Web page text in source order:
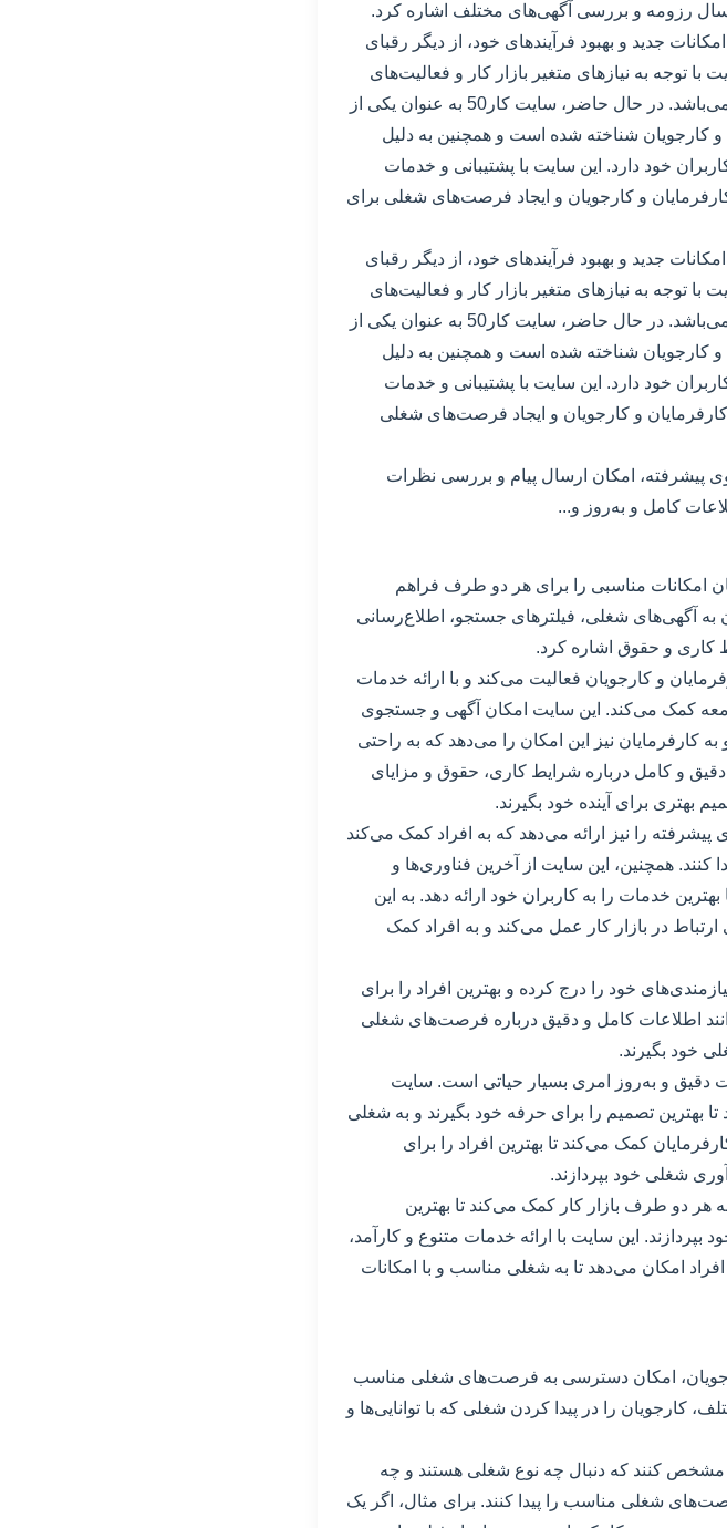
رزومه و بررسی آگهی‌های مختلف اشاره کرد.
جدید و بهبود فرآیندهای خود، از دیگر رقبای
با توجه به نیازهای متغیر بازار کار و فعالیت‌های
متنوع کاربران، همواره در حال بهبود و توسعه خدمات خود می‌باشد. در حال حاضر، سایت کار50 به عنوان یکی از
و کارجویان شناخته شده است و همچنین به دلیل
خود دارد. این سایت با پشتیبانی و خدمات
و کارجویان و ایجاد فرصت‌های شغلی برای
اضافه کردن امکانات جدید و بهبود فرآیندهای خود، از دیگر رقبای
با توجه به نیازهای متغیر بازار کار و فعالیت‌های
متنوع کاربران، همواره در حال بهبود و توسعه خدمات خود می‌باشد. در حال حاضر، سایت کار50 به عنوان یکی از
و کارجویان شناخته شده است و همچنین به دلیل
خود دارد. این سایت با پشتیبانی و خدمات
و کارجویان و ایجاد فرصت‌های شغلی
جستجوی پیشرفته، امکان ارسال پیام و بررسی نظرات
کامل و به‌روز و...
امکانات مناسبی را برای هر دو طرف فراهم
آگهی‌های شغلی، فیلترهای جستجو، اطلاع‌رسانی
کاری و حقوق اشاره کرد.
کارفرمایان و کارجویان فعالیت می‌کند و با ارائه خدمات
کمک می‌کند. این سایت امکان آگهی و جستجوی
کارفرمایان نیز این امکان را می‌دهد که به راحتی
خود را پیدا کنند. همچنین، کار50 اطلاعات دقیق و کامل درباره شرایط کاری، حقوق و مزایای
بهتری برای آینده خود بگیرند.
فیلترهای جستجوی پیشرفته را نیز ارائه می‌دهد که به افراد کمک می‌کند
همچنین، این سایت از آخرین فناوری‌ها و
خدمات را به کاربران خود ارائه دهد. به این
برای ارتباط در بازار کار عمل می‌کند و به افراد کمک
به راحتی نیازمندی‌های خود را درج کرده و بهترین افراد را برای
اطلاعات کامل و دقیق درباره فرصت‌های شغلی
خود بگیرند.
دقیق و به‌روز امری بسیار حیاتی است. سایت
تا بهترین تصمیم را برای حرفه خود بگیرند و به شغلی
کمک می‌کند تا بهترین افراد را برای
شغلی خود بپردازند.
استفاده از خدمات ارائه شده توسط سایت کار50 به هر دو طرف بازار کار کمک می‌کند تا بهترین
این سایت با ارائه خدمات متنوع و کارآمد،
امکان می‌دهد تا به شغلی مناسب و با امکانات
مزایای استفاده از سایت کار50 برای کارجویان، امکان دسترسی به فرصت‌های شغلی مناسب
کارجویان را در پیدا کردن شغلی که با توانایی‌ها و
کار50، کارجویان می‌توانند مشخص کنند که دنبال چه نوع شغلی هستند و چه
شغلی مناسب را پیدا کنند. برای مثال، اگر یک